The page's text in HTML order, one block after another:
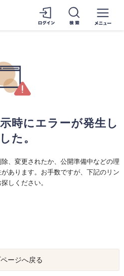
時にエラーが発生し
た。
、変更されたか、公開準備中などの理
あります。お手数ですが、下記のリン
しください。
ページへ戻る